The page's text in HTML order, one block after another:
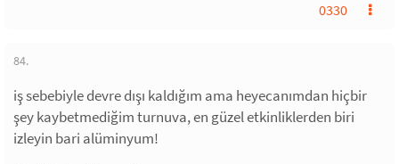
0330
84.
iş sebebiyle devre dışı kaldığım ama heyecanımdan hiçbir
şey kaybetmediğim turnuva, en güzel etkinliklerden biri
izleyin bari alüminyum!